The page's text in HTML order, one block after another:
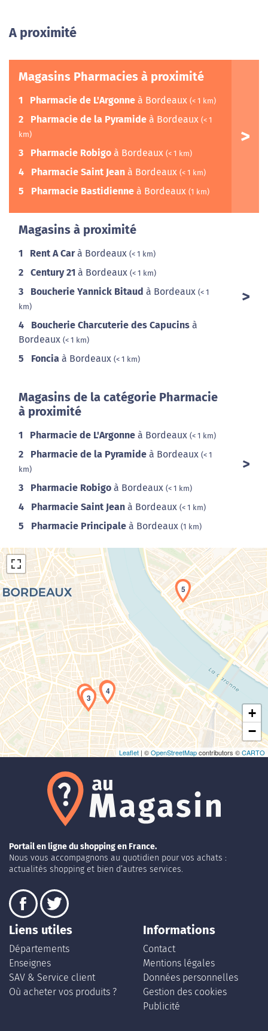
A proximité
Magasins Pharmacies à proximité
1 Pharmacie de L'Argonne à Bordeaux (< 1 km)
2 Pharmacie de la Pyramide à Bordeaux (< 1
km)
3 Pharmacie Robigo à Bordeaux (< 1 km)
4 Pharmacie Saint Jean à Bordeaux (< 1 km)
5 Pharmacie Bastidienne à Bordeaux (1 km)
Magasins à proximité
1 Rent A Carà Bordeaux (< 1 km)
2 Century 21 à Bordeaux (< 1 km)
3 Boucherie Yannick Bitaud à Bordeaux (< 1
km)
4 Boucherie Charcuterie des Capucins à
Bordeaux (< 1 km)
5 Foncia à Bordeaux (< 1 km)
Magasins de la catégorie Pharmacie
à proximité
1 Pharmacie de L'Argonne à Bordeaux (< 1 km)
2 Pharmacie de la Pyramide à Bordeaux (< 1
km)
3 Pharmacie Robigo à Bordeaux (< 1 km)
4 Pharmacie Saint Jean à Bordeaux (< 1 km)
5 Pharmacie Principale à Bordeaux (1 km)
Chargement de la carte en cours...
12
3
4
5
+
−
Leaflet | ©OpenStreetMapcontributors ©CARTO
Portail en ligne du shopping en France.
Nous vous accompagnons au quotidien pour vos achats :
actualités shopping et bien d’autres services.
Liens utiles
Départements
Enseignes
SAV & Service client
Où acheter vos produits ?
Informations
Contact
Mentions légales
Données personnelles
Gestion des cookies
Publicité